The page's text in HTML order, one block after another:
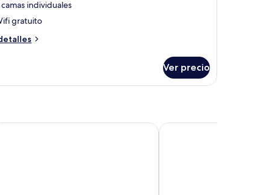
individuales
gratuito
Ver precio
Hotel Jeddah Ekono Hotel